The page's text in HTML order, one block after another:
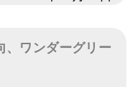
、ワンダーグリー